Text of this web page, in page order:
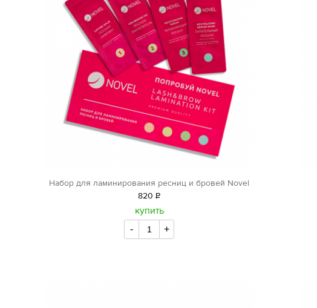
Набор для ламинирования ресниц и бровей Novel
820 Р
уб.
купить
- +